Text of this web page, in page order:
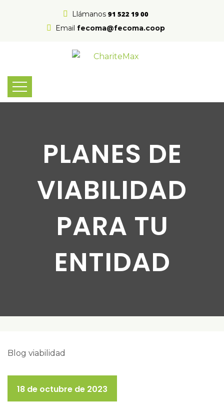
Llámanos 91 522 19 00
Email fecoma@fecoma.coop
PLANES DE
VIABILIDAD
PARA TU
ENTIDAD
18 de octubre de 2023